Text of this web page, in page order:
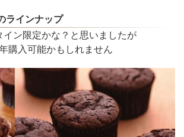
ラインナップ
イン限定かな？と思いましたが
購入可能かもしれません